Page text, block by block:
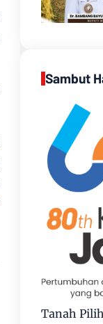
Sambut
Tanah